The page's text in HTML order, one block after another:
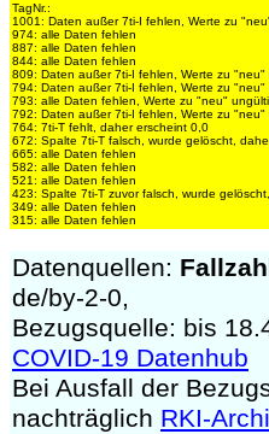
TagNr.:
1001: Daten außer 7ti-I fehlen, Werte zu
974: alle Daten fehlen
887: alle Daten fehlen
844: alle Daten fehlen
809: Daten außer 7ti-I fehlen, Werte zu "neu"
794: Daten außer 7ti-I fehlen, Werte zu "neu"
793: alle Daten fehlen, Werte zu "neu"
792: Daten außer 7ti-I fehlen, Werte zu "neu"
764: 7ti-T fehlt, daher erscheint 0,0
672: Spalte 7ti-T falsch, wurde gelöscht,
665: alle Daten fehlen
582: alle Daten fehlen
521: alle Daten fehlen
423: Spalte 7ti-T zuvor falsch, wurde
349: alle Daten fehlen
315: alle Daten fehlen
Datenquellen:
de/by-2-0,
Bezugsquelle: bis
COVID-19 Datenhub
Bei Ausfall der
nachträglich RKI-